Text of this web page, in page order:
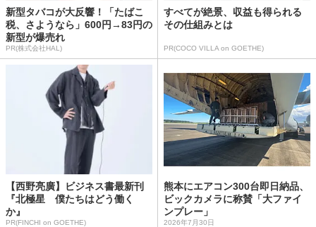
新型タバコが大反響！「たばこ
税、さようなら」600円→83円の
新型が爆売れ
PR(株式会社HAL)
すべてが絶景、収益も得られる
その仕組みとは
PR(COCO VILLA on GOETHE)
【西野亮廣】ビジネス書最新刊
『北極星 僕たちはどう働く
か』
PR(FINCHI on GOETHE)
熊本にエアコン300台即日納品、
ビックカメラに称賛「大ファイ
ンプレー」
2026年7月30日